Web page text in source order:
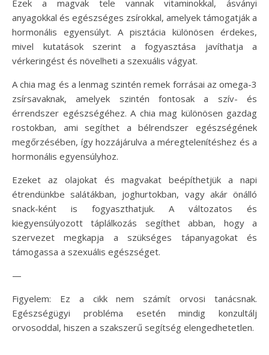
Ezek a magvak tele vannak vitaminokkal, ásványi
anyagokkal és egészséges zsírokkal, amelyek támogatják a
hormonális egyensúlyt. A pisztácia különösen érdekes,
mivel kutatások szerint a fogyasztása javíthatja a
vérkeringést és növelheti a szexuális vágyat.
A chia mag és a lenmag szintén remek forrásai az omega-3
zsírsavaknak, amelyek szintén fontosak a szív- és
érrendszer egészségéhez. A chia mag különösen gazdag
rostokban, ami segíthet a bélrendszer egészségének
megőrzésében, így hozzájárulva a méregtelenítéshez és a
hormonális egyensúlyhoz.
Ezeket az olajokat és magvakat beépíthetjük a napi
étrendünkbe salátákban, joghurtokban, vagy akár önálló
snack-ként is fogyaszthatjuk. A változatos és
kiegyensúlyozott táplálkozás segíthet abban, hogy a
szervezet megkapja a szükséges tápanyagokat és
támogassa a szexuális egészséget.
—
Figyelem: Ez a cikk nem számít orvosi tanácsnak.
Egészségügyi probléma esetén mindig konzultálj
orvosoddal, hiszen a szakszerű segítség elengedhetetlen.